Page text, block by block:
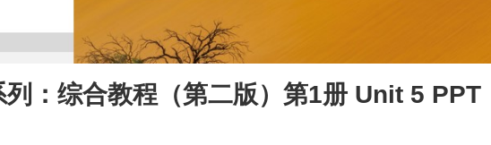
：综合教程（第二版）第1册 Unit 5 PPT